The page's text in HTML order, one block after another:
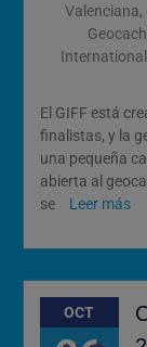
Valenciana,
International
El GIFF está
finalistas, y la
una pequeña
abierta al
se
Leer más
OCT